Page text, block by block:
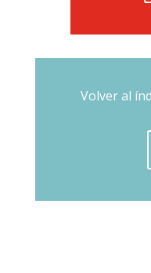
Volver al